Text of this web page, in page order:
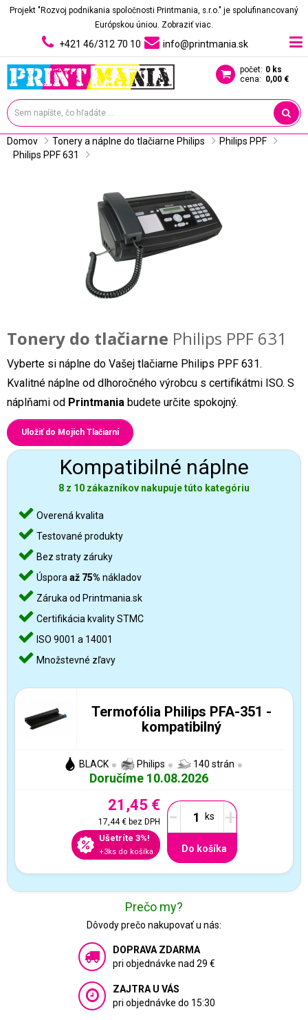
Projekt "Rozvoj podnikania spoločnosti Printmania, s.r.o." je spolufinancovaný
Európskou úniou. Zobraziť viac.
+421 46/312 70 10 info@printmania.sk
počet: 0 ks
cena: 0,00 €
Domov Tonery a náplne do tlačiarne Philips
Philips PPF
Philips PPF 631
Tonery do tlačiarne Philips PPF 631
Vyberte si náplne do Vašej tlačiarne Philips PPF 631.
Kvalitné náplne od dlhoročného výrobcu s certifikátmi ISO. S
náplňami od Printmania budete určite spokojný.
Uložiť do Mojich Tlačiarní
Kompatibilné náplne
8 z 10 zákazníkov nakupuje túto kategóriu
Overená kvalita
Testované produkty
Bez straty záruky
Úspora až 75% nákladov
Záruka od Printmania.sk
Certifikácia kvality STMC
ISO 9001 a 14001
Množstevné zľavy
Termofólia Philips PFA-351 -
kompatibilný
BLACK Philips 140 strán
Doručíme 10.08.2026
21,45 €
17,44 €bez DPH
Ušetríte 3%!
+3ks do košíka
- +
Do košíka
Prečo my?
Dôvody prečo nakupovať u nás:
DOPRAVA ZDARMA
pri objednávke nad 29 €
ZAJTRA U VÁS
pri objednávke do 15:30